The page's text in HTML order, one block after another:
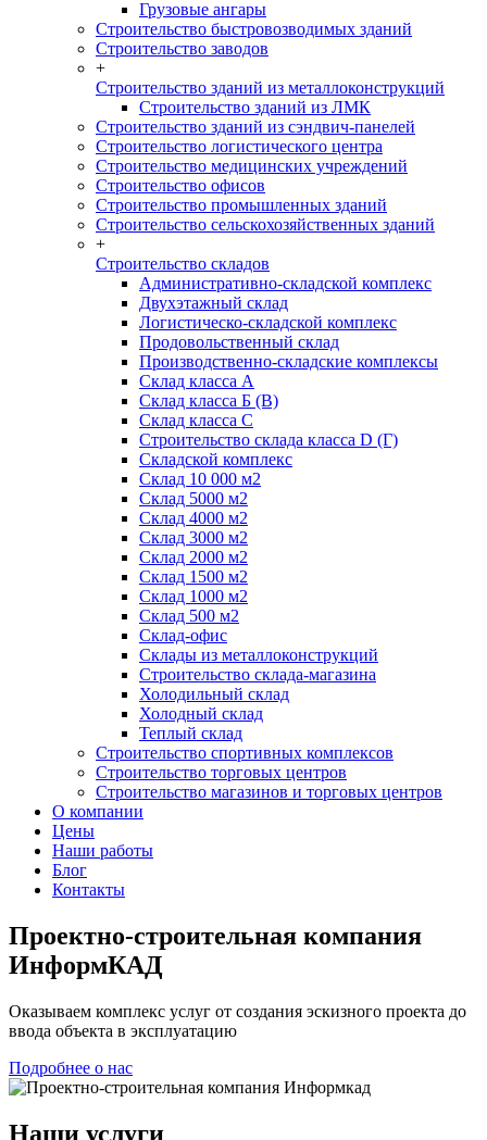
Грузовые ангары
Строительство быстровозводимых зданий
Строительство заводов
+
Строительство зданий из металлоконструкций
Строительство зданий из ЛМК
Строительство зданий из сэндвич-панелей
Строительство логистического центра
Строительство медицинских учреждений
Строительство офисов
Строительство промышленных зданий
Строительство сельскохозяйственных зданий
+
Строительство складов
Административно-складской комплекс
Двухэтажный склад
Логистическо-складской комплекс
Продовольственный склад
Производственно-складские комплексы
Склад класса А
Склад класса Б (B)
Склад класса С
Строительство склада класса D (Г)
Складской комплекс
Склад 10 000 м2
Склад 5000 м2
Склад 4000 м2
Склад 3000 м2
Склад 2000 м2
Склад 1500 м2
Склад 1000 м2
Склад 500 м2
Склад-офис
Склады из металлоконструкций
Строительство склада-магазина
Холодильный склад
Холодный склад
Теплый склад
Строительство спортивных комплексов
Строительство торговых центров
Строительство магазинов и торговых центров
О компании
Цены
Наши работы
Блог
Контакты
Проектно-строительная компания
ИнформКАД
Оказываем комплекс услуг от создания эскизного проекта до
ввода объекта в эксплуатацию
Подробнее о нас
Наши услуги